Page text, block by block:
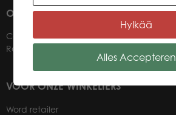
OVER ONS
Contact
Retailers
VOOR ONZE WINKELIERS
Word retailer
Hylkää
Alles Accepteren